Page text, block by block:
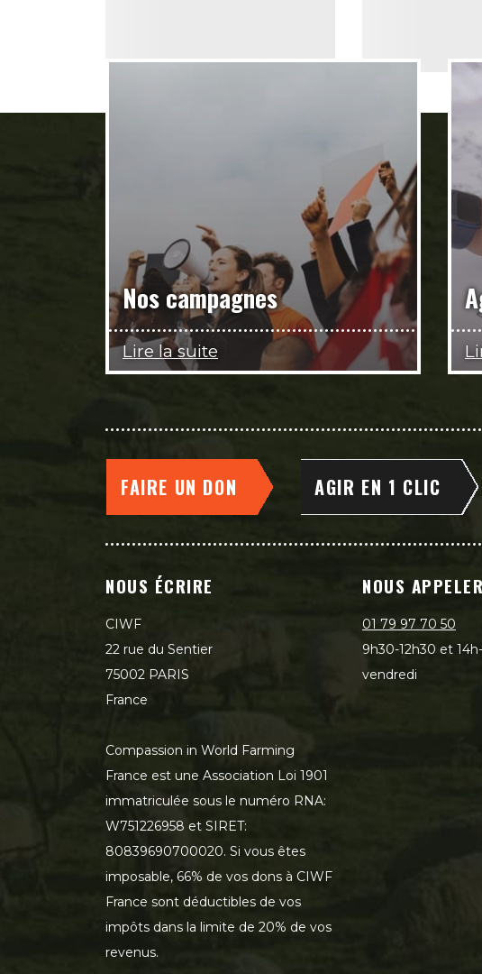
Nos campagnes
Lire la suite
FAIRE UN DON AGIR EN 1 CLIC
NOUS ÉCRIRE
CIWF
22 rue du Sentier
75002 PARIS
France
Compassion in World Farming
France est une Association Loi 1901
immatriculée sous le numéro RNA:
W751226958 et SIRET:
80839690700020. Si vous êtes
imposable, 66% de vos dons à CIWF
France sont déductibles de vos
impôts dans la limite de 20% de vos
revenus.
NOUS APPELER
01 79 97 70 50
9h30-12h30 et
vendredi